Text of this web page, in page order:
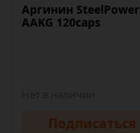
Аргинин SteelPower
AAKG 120caps
Подписаться